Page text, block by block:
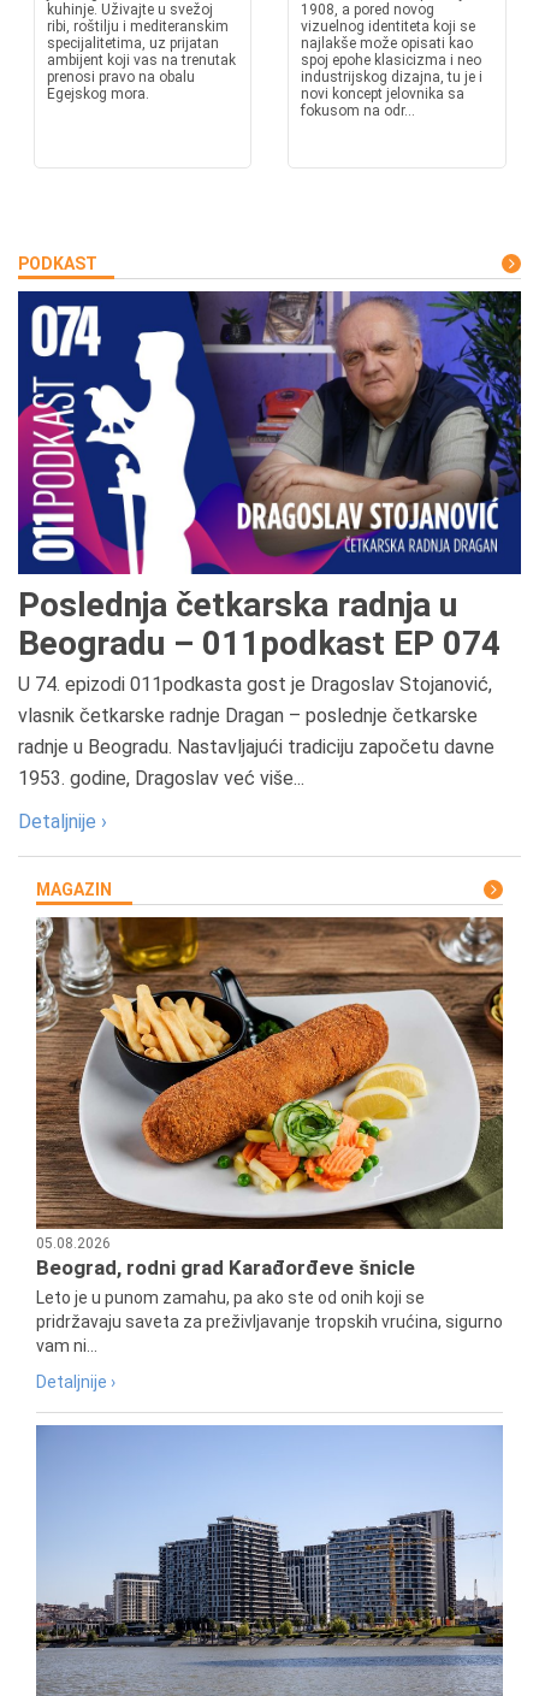
kuhinje. Uživajte u svežoj
ribi, roštilju i mediteranskim
specijalitetima, uz prijatan
ambijent koji vas na trenutak
prenosi pravo na obalu
Egejskog mora.
1908, a pored novog
vizuelnog identiteta koji se
najlakše može opisati kao
spoj epohe klasicizma i neo
industrijskog dizajna, tu je i
novi koncept jelovnika sa
fokusom na odr...
PODKAST
Poslednja četkarska radnja u
Beogradu – 011podkast EP 074
U 74. epizodi 011podkasta gost je Dragoslav Stojanović,
vlasnik četkarske radnje Dragan – poslednje četkarske
radnje u Beogradu. Nastavljajući tradiciju započetu davne
1953. godine, Dragoslav već više...
Detaljnije ›
MAGAZIN
05.08.2026
Beograd, rodni grad Karađorđeve šnicle
Leto je u punom zamahu, pa ako ste od onih koji se
pridržavaju saveta za preživljavanje tropskih vrućina, sigurno
vam ni...
Detaljnije ›